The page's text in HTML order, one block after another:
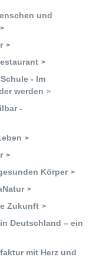
und
- Im
werden
-
Körper
Zukunft
Deutschland – ein
mit Herz und